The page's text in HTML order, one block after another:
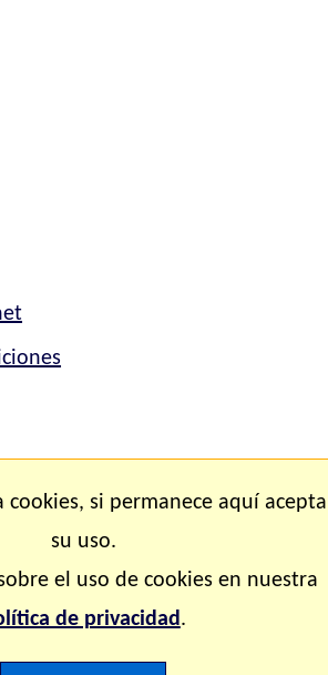
cookies, si permanece aquí acepta
su uso.
el uso de cookies en nuestra
de privacidad.